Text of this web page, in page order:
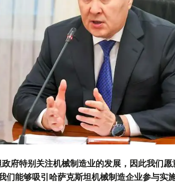
府特别关注机械制造业的发展，因此我们
们能够吸引哈萨克斯坦机械制造企业参与实